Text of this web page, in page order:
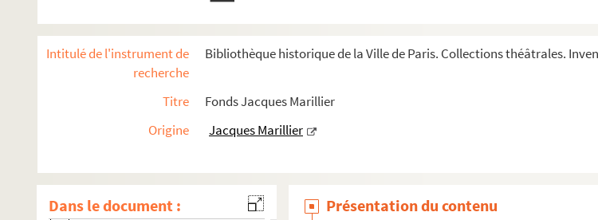
Intitulé de l'instrument de
recherche
Bibliothèque historique de la Ville de Paris. Collections théâtrales.
Titre
Fonds Jacques Marillier
Origine
Jacques Marillier
Dans le document :
Penthésilée (1955 ; Régy)
L'éventail de Lady Windermere (1955 ; Tassencourt)
Don Juan (1956 ; Beckmans)
La fille du Far-West (1956)
Corinne (1956 ; Lamy)
Présentation du contenu